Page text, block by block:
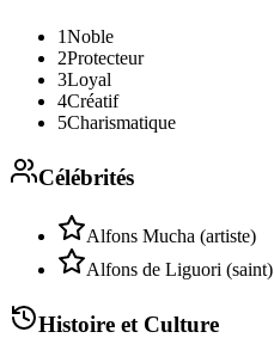
1Noble
2Protecteur
3Loyal
4Créatif
5Charismatique
Célébrités
Alfons Mucha (artiste)
Alfons de Liguori (saint)
Histoire et Culture